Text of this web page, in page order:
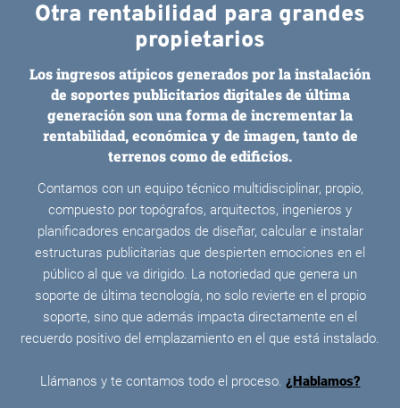
Otra rentabilidad para grandes
propietarios
Los ingresos atípicos generados por la instalación
de soportes publicitarios digitales de última
generación son una forma de incrementar la
rentabilidad, económica y de imagen, tanto de
terrenos como de edificios.
Contamos con un equipo técnico multidisciplinar, propio,
compuesto por topógrafos, arquitectos, ingenieros y
planificadores encargados de diseñar, calcular e instalar
estructuras publicitarias que despierten emociones en el
público al que va dirigido. La notoriedad que genera un
soporte de última tecnología, no solo revierte en el propio
soporte, sino que además impacta directamente en el
recuerdo positivo del emplazamiento en el que está instalado.
Llámanos y te contamos todo el proceso. ¿Hablamos?